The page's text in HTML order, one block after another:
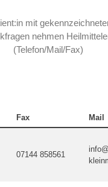
mit
nehmen
(Telefon/Mail/Fax)
Fax Mail
07144 858561